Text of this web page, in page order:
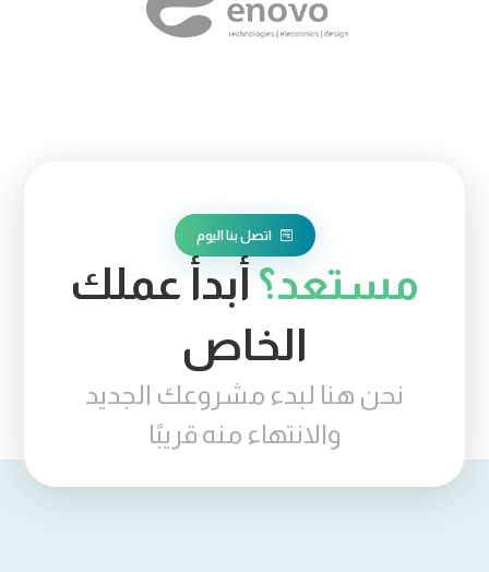
اتصل بنا اليوم
مستعد؟ أبدأ عملك
الخاص
نحن هنا لبدء مشروعك الجديد
والانتهاء منه قريبًا